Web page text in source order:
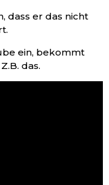
dass er das nicht
ein, bekommt
das.